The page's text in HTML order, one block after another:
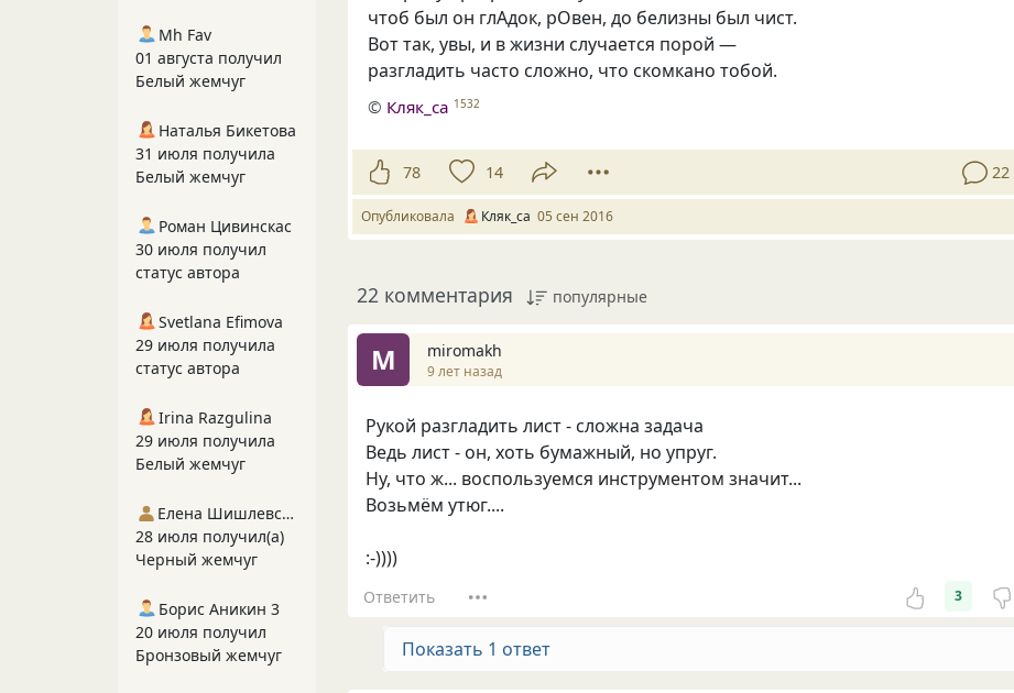
чтоб был он глАдок, рОвен, до белизны был чист.
Вот так, увы, и в жизни случается порой —
разгладить часто сложно, что скомкано тобой.
© Кляк_са 1532
78 14 22
Опубликовала Кляк_са 05 сен 2016
22 комментария популярные
M miromakh
9 лет назад
Рукой разгладить лист - сложна задача
Ведь лист - он, хоть бумажный, но упруг.
Ну, что ж... воспользуемся инструментом значит...
Возьмём утюг....
:-))))
Ответить 3
Показать 1 ответ
Mh Fav
01 августа получил
Белый жемчуг
Наталья Бикетова
31 июля получила
Белый жемчуг
Роман Цивинскас
30 июля получил
статус автора
Svetlana Efimova
29 июля получила
статус автора
Irina Razgulina
29 июля получила
Белый жемчуг
Елена Шишлевская
28 июля получил(а)
Черный жемчуг
Борис Аникин 3
20 июля получил
Бронзовый жемчуг